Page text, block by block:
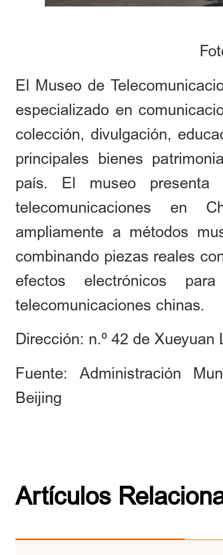
El Museo de
especializado en
colección, divulgación,
principales bienes
país. El museo
telecomunicaciones en
ampliamente a métodos
combinando piezas reales
efectos electrónicos
telecomunicaciones chinas.
Dirección: n.º 42 de
Fuente: Administración
Beijing
Artículos